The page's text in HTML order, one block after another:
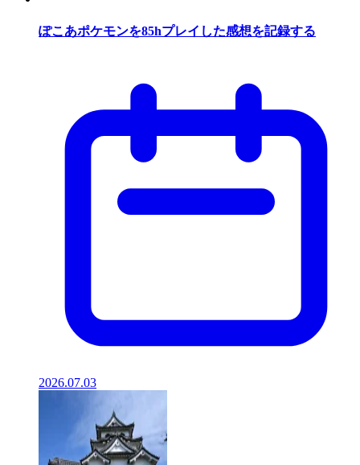
ぽこあポケモンを85hプレイした感想を記録する
2026.07.03